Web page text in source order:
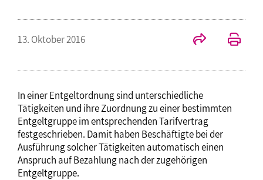
13. Oktober 2016
In einer Entgeltordnung sind unterschiedliche
Tätigkeiten und ihre Zuordnung zu einer bestimmten
Entgeltgruppe im entsprechenden Tarifvertrag
festgeschrieben. Damit haben Beschäftigte bei der
Ausführung solcher Tätigkeiten automatisch einen
Anspruch auf Bezahlung nach der zugehörigen
Entgeltgruppe.